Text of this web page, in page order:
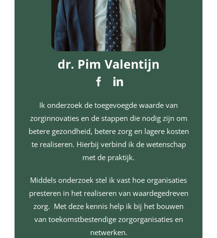
dr. Pim Valentijn
Ik onderzoek de toegevoegde waarde van
zorginnovaties en de stappen die nodig zijn om
betere gezondheid, betere zorg en lagere kosten
te realiseren. Hierbij verbind ik de wetenschap
met de praktijk.
Middels onderzoek stel ik vast hoe organisaties
presteren in het realiseren van waardegedreven
zorg. Met deze kennis help ik bij het bouwen
van toekomstbestendige zorgorganisaties en
netwerken.